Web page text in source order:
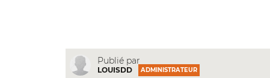
Publié par
LOUISDD ADMINISTRATEUR